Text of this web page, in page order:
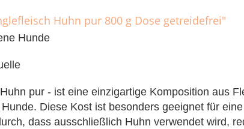
Huhn pur 800 g Dose getreidefrei"
Hunde
pur - ist eine einzigartige Komposition aus
Diese Kost ist besonders geeignet für
dass ausschließlich Huhn verwendet wird,